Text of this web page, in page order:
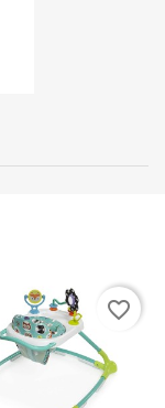
favorite_border